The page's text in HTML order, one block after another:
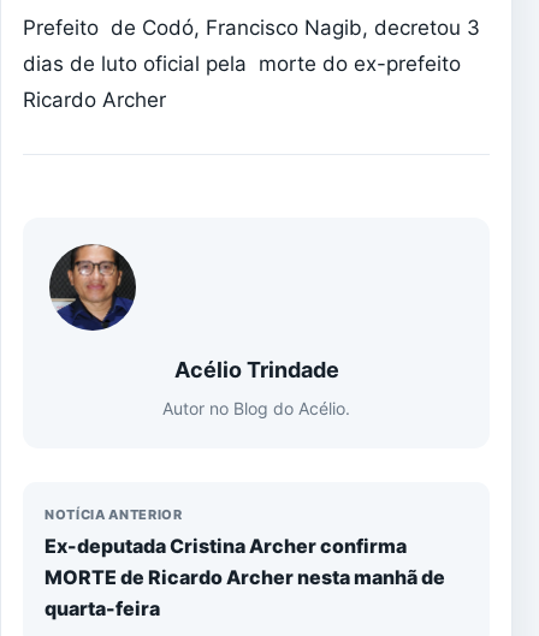
Prefeito de Codó, Francisco Nagib, decretou 3
dias de luto oficial pela morte do ex-prefeito
Ricardo Archer
Acélio Trindade
Autor no Blog do Acélio.
NOTÍCIA ANTERIOR
Ex-deputada Cristina Archer confirma
MORTE de Ricardo Archer nesta manhã de
quarta-feira